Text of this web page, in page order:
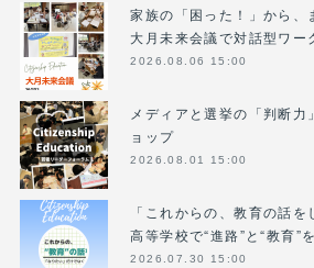
家族の「困った！」から
大月未来会議で対話型ワー
2026.08.06 15:00
メディアと選挙の「判断力
ョップ
2026.08.01 15:00
「これからの、教育の話
高等学校で“進路”と“教育”
2026.07.30 15:00